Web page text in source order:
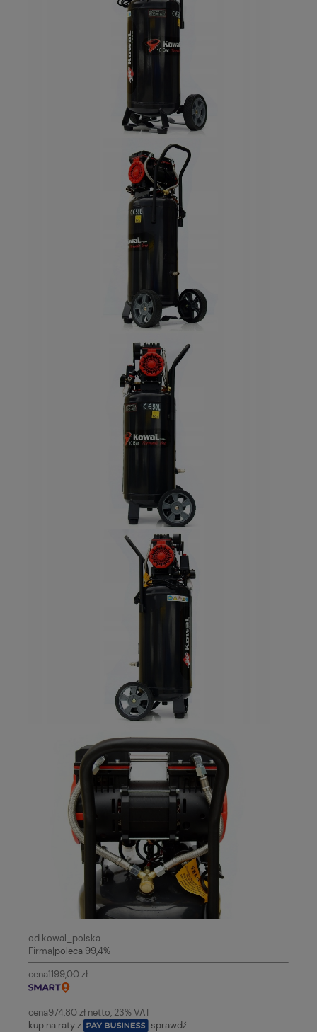
od kowal_polska
Firma|poleca 99,4%
cena1199,00zł
cena974,80 zł netto, 23% VAT
kup na raty z
sprawdź